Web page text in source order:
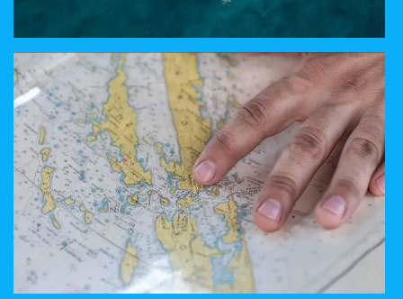
ЯХТИНГ ПОД ПАРУСОМ
НАСЛАДИТЕСЬ РОСКОШНЫМ ОТДЫХОМ НА БОРТУ
КАТАМАРАНА